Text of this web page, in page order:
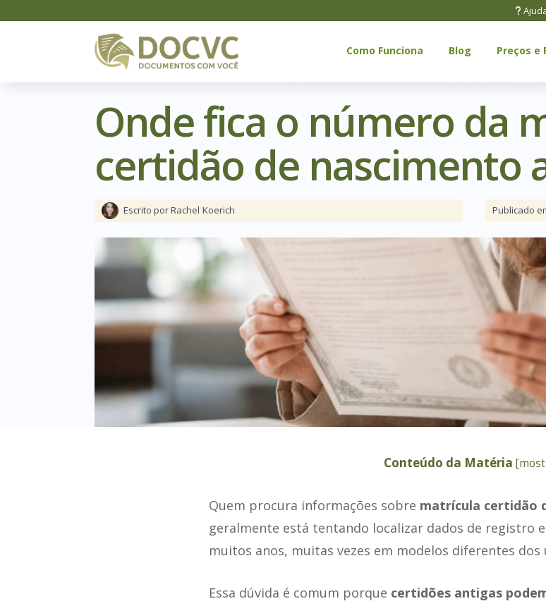
Como Funciona Blog Preços e
Onde fica o número da
certidão de nascimento
Escrito por Rachel Koerich Publicado
Conteúdo da Matéria [
Quem procura informações sobre matrícula certidão
geralmente está tentando localizar dados de registro
muitos anos, muitas vezes em modelos diferentes
Essa dúvida é comum porque certidões antigas